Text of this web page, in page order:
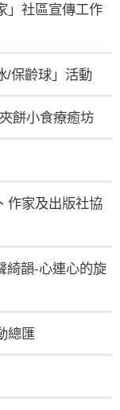
」社區宣傳工作
/保齡球」活動
餅小食療癒坊
作家及出版社協
綺韻-心連心的旋
總匯